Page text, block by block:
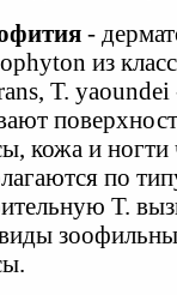
-
из
Т.
кожа и ногти
по
Т.